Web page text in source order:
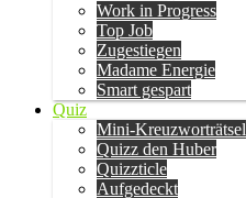
Work in Progress
Top Job
Zugestiegen
Madame Energie
Smart gespart
Quiz
Mini-Kreuzworträtsel
Quizz den Huber
Quizzticle
Aufgedeckt